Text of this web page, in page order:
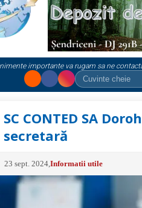
importante va rugam sa ne
SC CONTED SA
secretară
23 sept. 2024 ,Informatii utile